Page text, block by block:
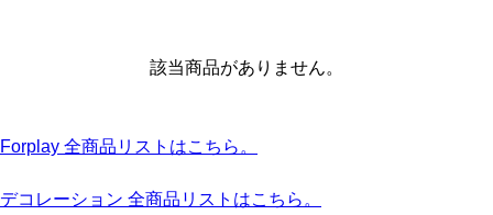
該当商品がありません。
Forplay 全商品リストはこちら。
デコレーション 全商品リストはこちら。